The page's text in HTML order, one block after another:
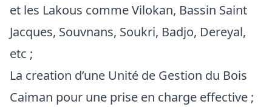
et les Lakous comme Vilokan, Bassin Saint
Jacques, Souvnans, Soukri, Badjo, Dereyal,
etc ;
La creation d’une Unité de Gestion du Bois
Caiman pour une prise en charge effective ;